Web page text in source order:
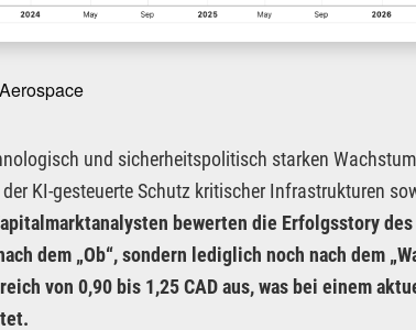
und sicherheitspolitisch starken
KI-gesteuerte Schutz kritischer Infrastrukturen
bewerten die Erfolgsstory des
dem „Ob“, sondern lediglich noch nach dem
von 0,90 bis 1,25 CAD aus, was bei einem